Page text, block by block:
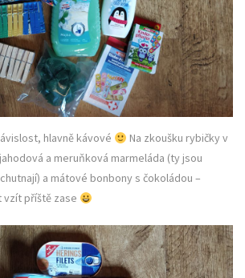
hlavně kávové
Na zkoušku rybičky v
a meruňková marmeláda (ty jsou
a mátové bonbony s čokoládou –
vzít příště zase